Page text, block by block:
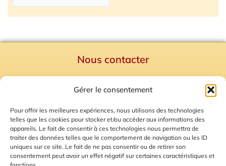
Gérer le consentement
Pour offrir les meilleures expériences, nous utilisons des technologies
telles que les cookies pour stocker et/ou accéder aux informations des
appareils. Le fait de consentir à ces technologies nous permettra de
traiter des données telles que le comportement de navigation ou les ID
uniques sur ce site. Le fait de ne pas consentir ou de retirer son
consentement peut avoir un effet négatif sur certaines caractéristiques et
Nous contacter
Mentions Légales
Plan du site
Gestion des Cookies